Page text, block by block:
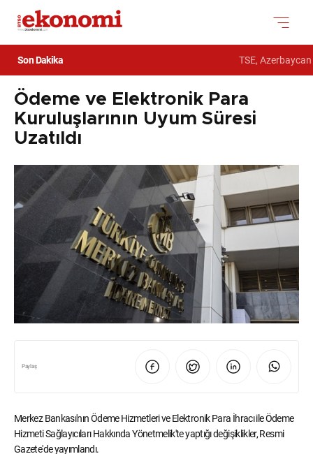
Son Dakika TSE,
Ödeme ve Elektronik Para
Kuruluşlarının Uyum Süresi
Uzatıldı
Paylaş
Merkez Bankası'nın Ödeme Hizmetleri ve Elektronik Para İhracı ile Ödeme
Hizmeti Sağlayıcıları Hakkında Yönetmelik'te yaptığı değişiklikler, Resmi
Gazete'de yayımlandı.